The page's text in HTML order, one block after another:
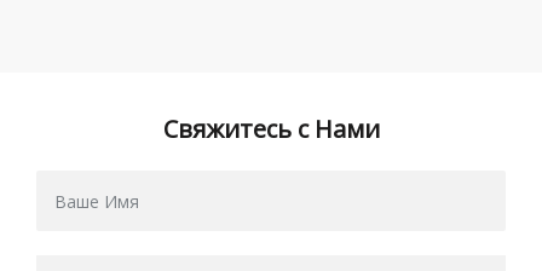
Свяжитесь с Нами